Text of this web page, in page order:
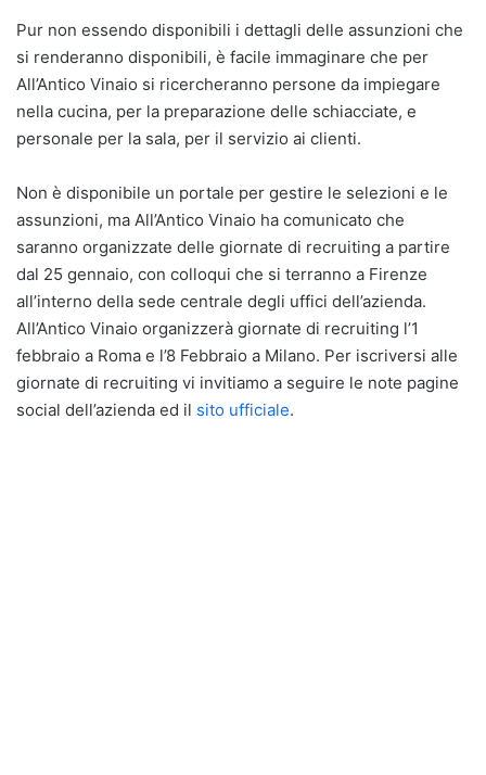
Pur non essendo disponibili i dettagli delle assunzioni che
si renderanno disponibili, è facile immaginare che per
All’Antico Vinaio si ricercheranno persone da impiegare
nella cucina, per la preparazione delle schiacciate, e
personale per la sala, per il servizio ai clienti.
Non è disponibile un portale per gestire le selezioni e le
assunzioni, ma All’Antico Vinaio ha comunicato che
saranno organizzate delle giornate di recruiting a partire
dal 25 gennaio, con colloqui che si terranno a Firenze
all’interno della sede centrale degli uffici dell’azienda.
All’Antico Vinaio organizzerà giornate di recruiting l’1
febbraio a Roma e l’8 Febbraio a Milano. Per iscriversi alle
giornate di recruiting vi invitiamo a seguire le note pagine
social dell’azienda ed il sito ufficiale.